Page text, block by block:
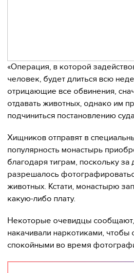
«Операция, в которой
человек, будет длиться всю
отрицающие все обвинения,
отдавать животных, однако им
подчиниться постановлению
Хищников отправят в
популярность монастырь
благодаря тиграм, поскольку за
разрешалось
животных. Кстати, монастырю
какую-либо плату.
Некоторые очевидцы сообщают,
накачивали наркотиками, чтобы
спокойными во время